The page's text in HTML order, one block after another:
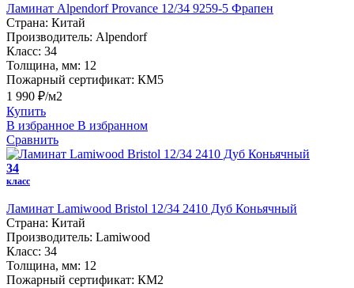
Ламинат Alpendorf Provance 12/34 9259-5 Фрапен
Страна: Китай
Производитель: Alpendorf
Класс: 34
Толщина, мм: 12
Пожарный сертификат: КМ5
1 990 ₽/м2
Купить
В избранное В избранном
Сравнить
34
класс
Ламинат Lamiwood Bristol 12/34 2410 Дуб Коньячный
Страна: Китай
Производитель: Lamiwood
Класс: 34
Толщина, мм: 12
Пожарный сертификат: КМ2